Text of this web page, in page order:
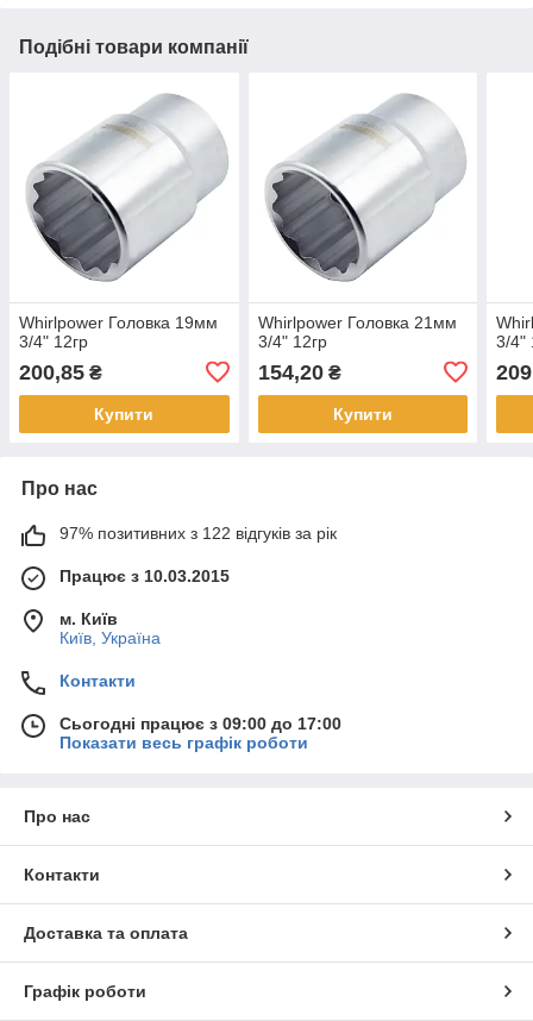
Подібні товари компанії
Whirlpower Головка 19мм
3/4" 12гр
200,85 ₴
Купити
Whirlpower Головка 21мм
3/4" 12гр
154,20₴
Купити
3/4"
Про нас
97% позитивних з 122 відгуків за рік
Працює з 10.03.2015
м. Київ
Київ, Україна
Контакти
Сьогодні працює з 09:00 до 17:00
Показати весь графік роботи
Про нас
Контакти
Доставка та оплата
Графік роботи